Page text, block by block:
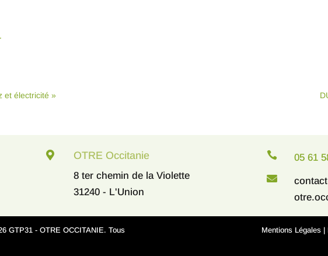
et électricité »
 OTRE Occitanie
8 ter chemin de la Violette
31240 - L'Union
 05 61

GTP31 - OTRE OCCITANIE. Tous
Mentions Légales|